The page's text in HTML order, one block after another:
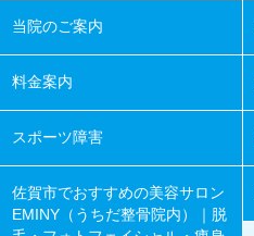
当院のご案内
料金案内
スポーツ障害
佐賀市でおすすめの美容サロン
EMINY（うちだ整骨院内）｜脱